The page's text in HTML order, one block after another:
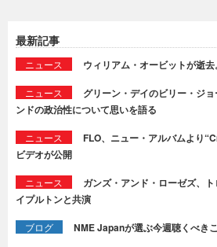
最新記事
ニュース ウィリアム・オービットが逝
ニュース
グリーン・デイのビリー・ジ
ンドの政治性について思いを語る
ニュース
FLO、ニュー・アルバムより
ビデオが公開
ニュース
ガンズ・アンド・ローゼズ、
イプルトンと共演
ブログ NME Japanが選ぶ今週聴くべき